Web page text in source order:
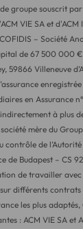
groupe souscrit
VIE SA et
– Société
de 67 500 000
59866 Villeneuve
en Assurance
à plus
mère du
contrôle de
de Budapest – CS
de travailler
différents contrats
les plus
: ACM VIE SA et